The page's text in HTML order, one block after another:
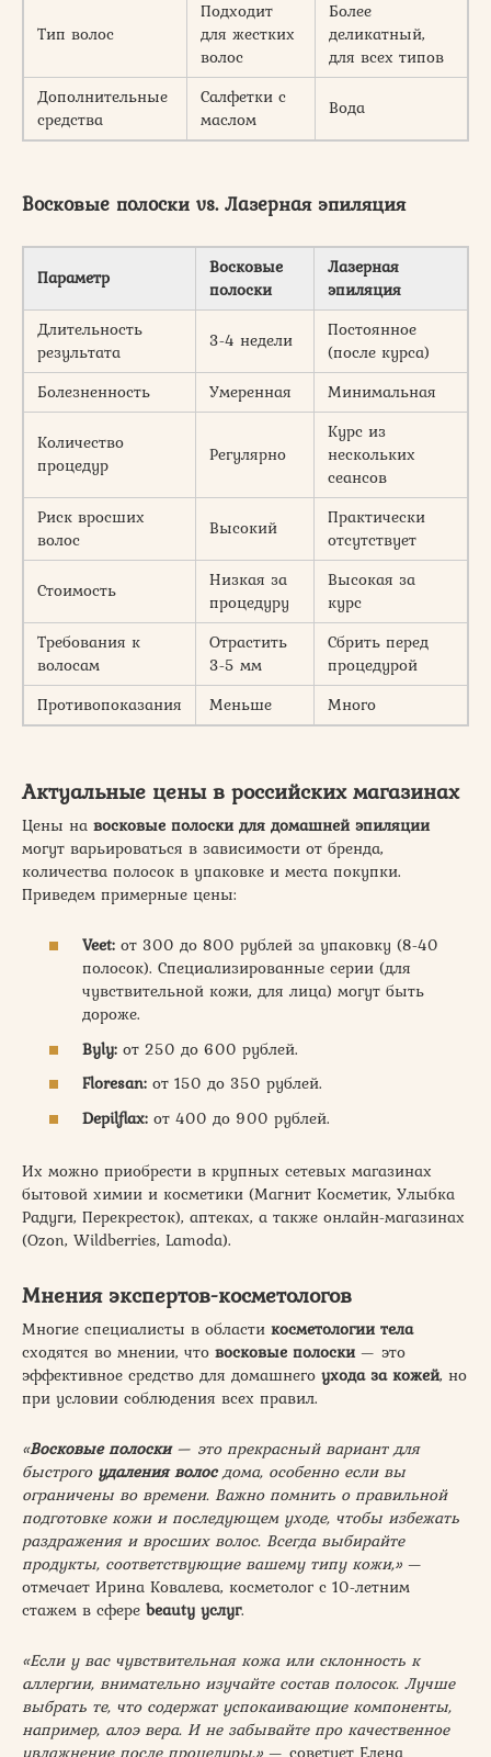
Тип волос
Подходит
для жестких
волос
Более
деликатный,
для всех типов
Дополнительные
средства
Салфетки с
маслом
Вода
Восковые полоски vs. Лазерная эпиляция
Параметр
Восковые
полоски
Лазерная
эпиляция
Длительность
результата
3-4 недели
Постоянное
(после курса)
Болезненность
Умеренная Минимальная
Количество
процедур
Регулярно
Курс из
нескольких
сеансов
Риск вросших
волос
Высокий
Практически
отсутствует
Стоимость
Низкая за
процедуру
Высокая за
курс
Требования к
волосам
Отрастить
3-5 мм
Сбрить перед
процедурой
Противопоказания
Меньше Много
Актуальные цены в российских магазинах
Цены на восковые полоски для домашней эпиляции
могут варьироваться в зависимости от бренда,
количества полосок в упаковке и места покупки.
Приведем примерные цены:
Veet: от 300 до 800 рублей за упаковку (8-40
полосок). Специализированные серии (для
чувствительной кожи, для лица) могут быть
дороже.
Byly: от 250 до 600 рублей.
Floresan: от 150 до 350 рублей.
Depilflax: от 400 до 900 рублей.
Их можно приобрести в крупных сетевых магазинах
бытовой химии и косметики (Магнит Косметик, Улыбка
Радуги, Перекресток), аптеках, а также онлайн-магазинах
(Ozon, Wildberries, Lamoda).
Мнения экспертов-косметологов
Многие специалисты в области косметологии тела
сходятся во мнении, что восковые полоски— это
эффективное средство для домашнего ухода за кожей, но
при условии соблюдения всех правил.
«Восковые полоски— это прекрасный вариант для
быстрого удаления волосдома, особенно если вы
ограничены во времени. Важно помнить о правильной
подготовке кожи и последующем уходе, чтобы избежать
раздражения и вросших волос. Всегда выбирайте
продукты, соответствующие вашему типу кожи,» —
отмечает Ирина Ковалева, косметолог с 10-летним
стажем в сфере beauty услуг.
«Если у вас чувствительная кожа или склонность к
аллергии, внимательно изучайте состав полосок. Лучше
выбрать те, что содержат успокаивающие компоненты,
например, алоэ вера. И не забывайте про качественное
увлажнение после процедуры,» — советует Елена